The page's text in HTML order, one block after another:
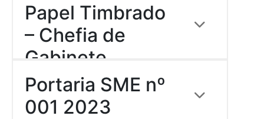
Download
Papel Timbrado
– Chefia de
Gabinete
Download
Portaria SME nº
001 2023